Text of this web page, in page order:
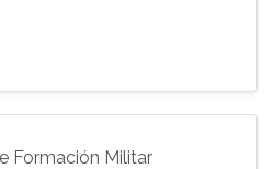
Formación Militar